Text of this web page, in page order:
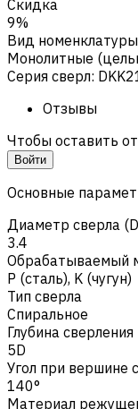
Скидка
9%
Вид номенклатуры
Монолитные
Серия сверл:
Отзывы
Чтобы оставить
Войти
Основные
Диаметр сверла
3.4
Обрабатываемый
Р (сталь), K (чугун)
Тип сверла
Спиральное
Глубина сверления
5D
Угол при вершине
140°
Материал